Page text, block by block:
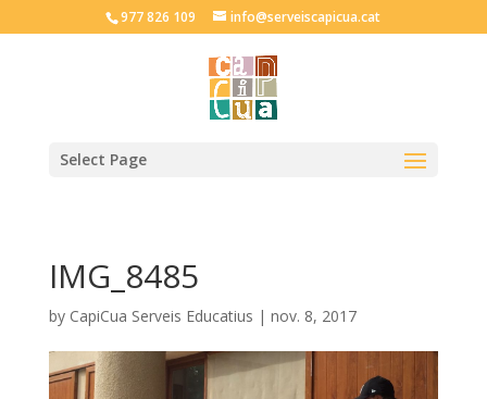
977 826 109 info@serveiscapicua.cat
Select Page
IMG_8485
by CapiCua Serveis Educatius | nov. 8, 2017